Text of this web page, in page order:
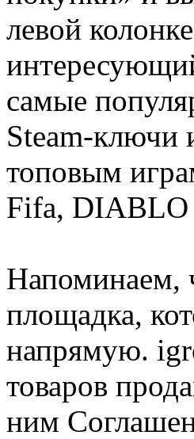
левой
самые
Steam-ключи
топовым
Fifa, DIABLO
Напоминаем,
площадка,
напрямую.
товаров
ним